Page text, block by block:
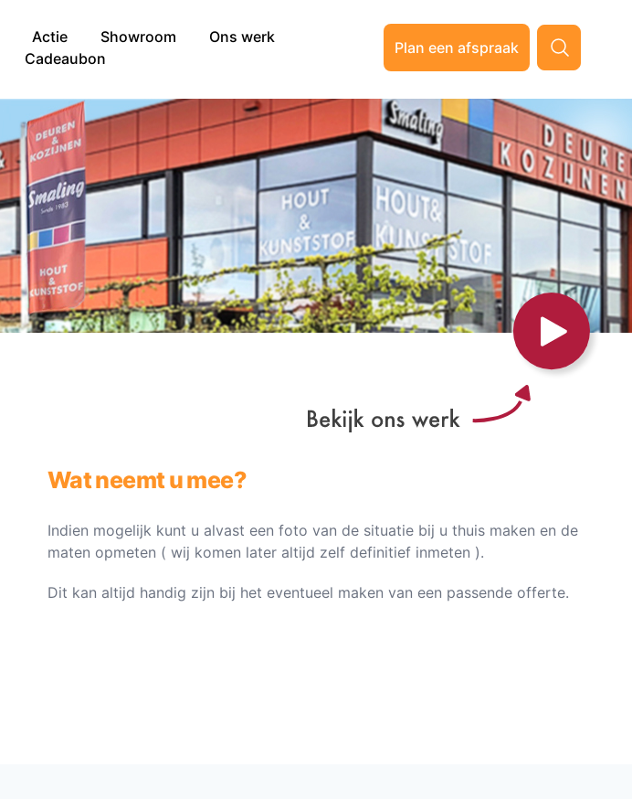
Actie Showroom
Ons werk
Cadeaubon
Plan een afspraak
Wat neemt u mee?
Indien mogelijk kunt u alvast een foto van de situatie bij u thuis maken en de
maten opmeten ( wij komen later altijd zelf definitief inmeten ).
Dit kan altijd handig zijn bij het eventueel maken van een passende offerte.